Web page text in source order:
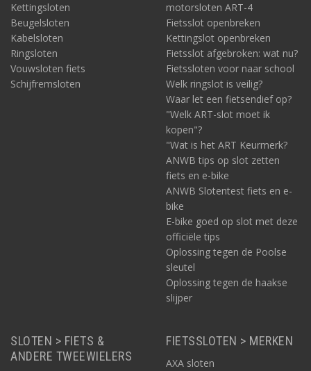
Kettingsloten
Beugelsloten
Kabelsloten
Ringsloten
Vouwsloten fiets
Schijfremsloten
motorsloten ART-4
Fietsslot openbreken
Kettingslot openbreken
Fietsslot afgebroken: wat nu?
Fietssloten voor naar school
Welk ringslot is veilig?
Waar let een fietsendief op?
"Welk ART-slot moet ik
kopen"?
"Wat is het ART Keurmerk?
ANWB tips op slot zetten
fiets en e-bike
ANWB Slotentest fiets en e-
bike
E-bike goed op slot met deze
officiële tips
Oplossing tegen de Poolse
sleutel
Oplossing tegen de haakse
slijper
SLOTEN > FIETS &
ANDERE TWEEWIELERS
FIETSSLOTEN > MERKEN
AXA sloten